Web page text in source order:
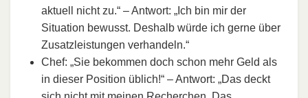
aktuell nicht zu.“ – Antwort: „Ich bin mir der
Situation bewusst. Deshalb würde ich gerne über
Zusatzleistungen verhandeln.“
Chef: „Sie bekommen doch schon mehr Geld als
in dieser Position üblich!“ – Antwort: „Das deckt